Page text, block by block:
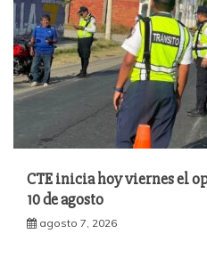
CTE inicia hoy viernes el
10 de agosto
agosto 7, 2026